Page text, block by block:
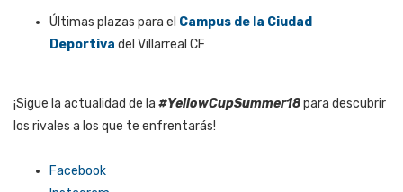
Últimas plazas para el Campus de la Ciudad
Deportiva del Villarreal CF
¡Sigue la actualidad de la #YellowCupSummer18para descubrir
los rivales a los que te enfrentarás!
Facebook